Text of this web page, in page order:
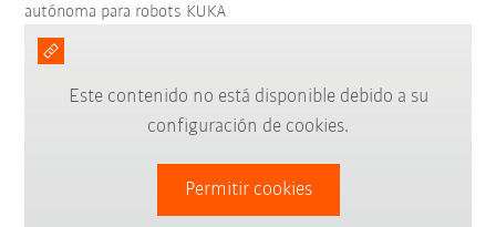
autónoma para robots KUKA
Este contenido no está disponible debido a su
configuración de cookies.
Permitir cookies